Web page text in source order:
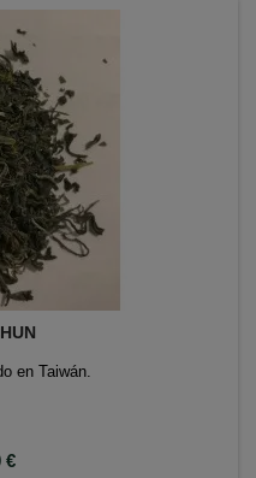
en Taiwán.
€